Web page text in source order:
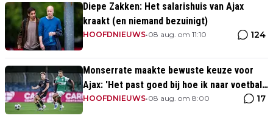
Diepe Zakken: Het salarishuis van Ajax
kraakt (en niemand bezuinigt)
HOOFDNIEUWS•08 aug. om 11:10 124
Monserrate maakte bewuste keuze voor
Ajax: 'Het past goed bij hoe ik naar voetbal
kijk’
HOOFDNIEUWS•08 aug. om 8:00 17